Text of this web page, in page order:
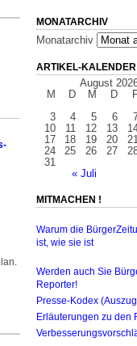
MONATARCHIV
Monatarchiv
ARTIKEL-KALENDER
August
M
D M D
« Juli
3
4 5 6
10
11 12 13
17
18 19 20
24
25 26 27
31
MITMACHEN !
Warum die
ist, wie sie ist
Werden auch Sie
Reporter!
Presse-Kodex
Erläuterungen zu den